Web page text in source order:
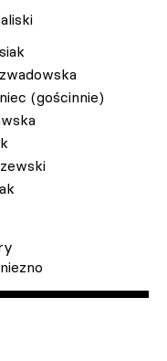
(gościnnie)